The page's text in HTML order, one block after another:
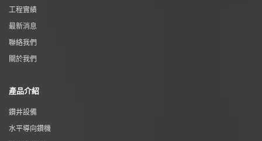
工程實績
最新消息
聯絡我們
關於我們
產品介紹
鑽井設備
水平導向鑽機